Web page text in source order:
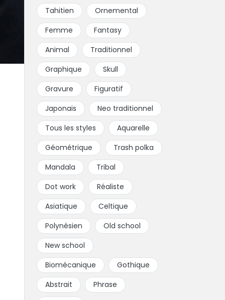
Tahitien
Ornemental
Femme
Fantasy
Animal
Traditionnel
Graphique
Skull
Gravure
Figuratif
Japonais
Neo traditionnel
Tous les styles
Aquarelle
Géométrique
Trash polka
Mandala
Tribal
Dot work
Réaliste
Asiatique
Celtique
Polynésien
Old school
New school
Biomécanique
Gothique
Abstrait
Phrase